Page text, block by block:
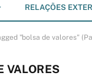
RELAÇÕES
"bolsa de valores"
VALORES